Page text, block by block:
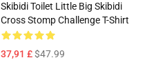
Skibidi Toilet Little Big Skibidi
Cross Stomp Challenge T-Shirt
37,91 £$47.99